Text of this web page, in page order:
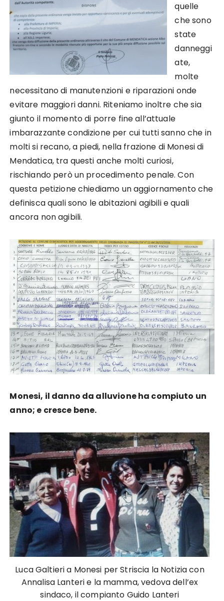
quelle
che sono
state
danneggi
ate,
molte
necessitano di manutenzioni e riparazioni onde
evitare maggiori danni. Riteniamo inoltre che sia
giunto il momento di porre fine all’attuale
imbarazzante condizione per cui tutti sanno che in
molti si recano, a piedi, nella frazione di Monesi di
Mendatica, tra questi anche molti curiosi,
rischiando però un procedimento penale. Con
questa petizione chiediamo un aggiornamento che
definisca quali sono le abitazioni agibili e quali
ancora non agibili.
Monesi, il danno da alluvione ha compiuto un
anno; e cresce bene.
Luca Galtieri a Monesi per Striscia la Notizia con
Annalisa Lanteri e la mamma, vedova dell’ex
sindaco, il compianto Guido Lanteri